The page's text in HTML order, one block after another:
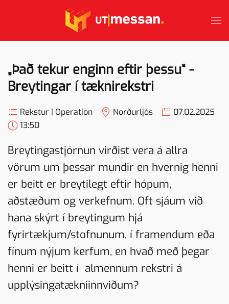
Skip to main content
„Það tekur enginn eftir þessu“ -
Breytingar í tæknirekstri
Rekstur | Operation Norðurljós
07.02.2025
13:50
Breytingastjórnun virðist vera á allra
vörum um þessar mundir en hvernig henni
er beitt er breytilegt eftir hópum,
aðstæðum og verkefnum. Oft sjáum við
hana skýrt í breytingum hjá
fyrirtækjum/stofnunum, í framendum eða
fínum nýjum kerfum, en hvað með þegar
henni er beitt í almennum rekstri á
upplýsingatækniinnviðum?